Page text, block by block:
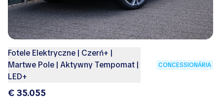
Fotele Elektryczne | Czerń+ |
Martwe Pole | Aktywny Tempomat |
LED+
CONCESSIONÁRIA
€ 35.055